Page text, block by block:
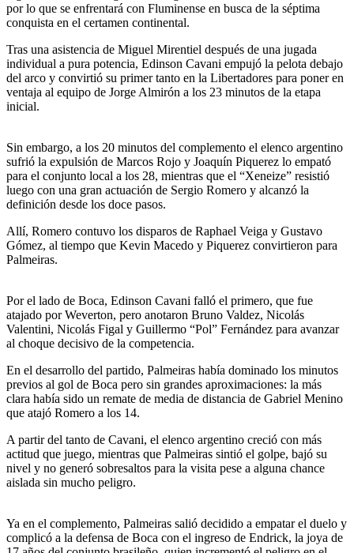
por lo que se enfrentará con Fluminense en busca de la séptima
conquista en el certamen continental.
Tras una asistencia de Miguel Mirentiel después de una jugada
individual a pura potencia, Edinson Cavani empujó la pelota debajo
del arco y convirtió su primer tanto en la Libertadores para poner en
ventaja al equipo de Jorge Almirón a los 23 minutos de la etapa
inicial.
Sin embargo, a los 20 minutos del complemento el elenco argentino
sufrió la expulsión de Marcos Rojo y Joaquín Piquerez lo empató
para el conjunto local a los 28, mientras que el “Xeneize” resistió
luego con una gran actuación de Sergio Romero y alcanzó la
definición desde los doce pasos.
Allí, Romero contuvo los disparos de Raphael Veiga y Gustavo
Gómez, al tiempo que Kevin Macedo y Piquerez convirtieron para
Palmeiras.
Por el lado de Boca, Edinson Cavani falló el primero, que fue
atajado por Weverton, pero anotaron Bruno Valdez, Nicolás
Valentini, Nicolás Figal y Guillermo “Pol” Fernández para avanzar
al choque decisivo de la competencia.
En el desarrollo del partido, Palmeiras había dominado los minutos
previos al gol de Boca pero sin grandes aproximaciones: la más
clara había sido un remate de media de distancia de Gabriel Menino
que atajó Romero a los 14.
A partir del tanto de Cavani, el elenco argentino creció con más
actitud que juego, mientras que Palmeiras sintió el golpe, bajó su
nivel y no generó sobresaltos para la visita pese a alguna chance
aislada sin mucho peligro.
Ya en el complemento, Palmeiras salió decidido a empatar el duelo y
complicó a la defensa de Boca con el ingreso de Endrick, la joya de